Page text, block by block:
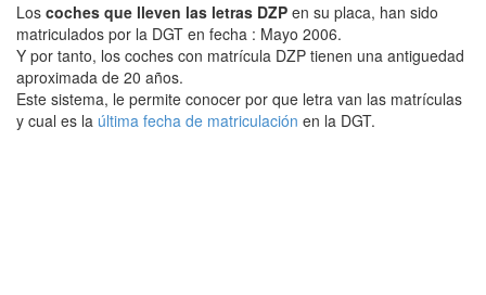
Los coches que lleven las letras DZP en su placa, han sido
matriculados por la DGT en fecha : Mayo 2006.
Y por tanto, los coches con matrícula DZP tienen una antiguedad
aproximada de 20 años.
Este sistema, le permite conocer por que letra van las matrículas
y cual es la última fecha de matriculación en la DGT.